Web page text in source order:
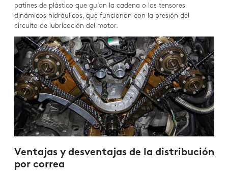
patines de plástico que guían la cadena o los tensores
dinámicos hidráulicos, que funcionan con la presión del
circuito de lubricación del motor.
Ventajas y desventajas de la distribución
por correa